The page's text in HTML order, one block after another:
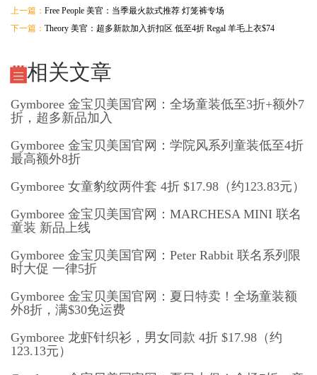
上一篇： Free People 美官：当季最火款式推荐 灯笼裤专场
下一篇： Theory 美官：超多新款加入折扣区 低至4折 Regal 羊毛上衣$74
相关文章
Gymboree 金宝贝美国官网：全场童装低至3折+额外7
折，超多新品加入
Gymboree 金宝贝美国官网：学院风系列童装低至4折
最高额外8折
Gymboree 女童豹纹两件套 4折 $17.98（约123.83元）
Gymboree 金宝贝美国官网：MARCHESA MINI 联名
童装 新品上线
Gymboree 金宝贝美国官网：Peter Rabbit 联名系列限
时大促 一律5折
Gymboree 金宝贝美国官网：夏日特卖！全场童装额
外8折，满$30免运费
Gymboree 龙虾针织衫，男女同款 4折 $17.98（约
123.13元）